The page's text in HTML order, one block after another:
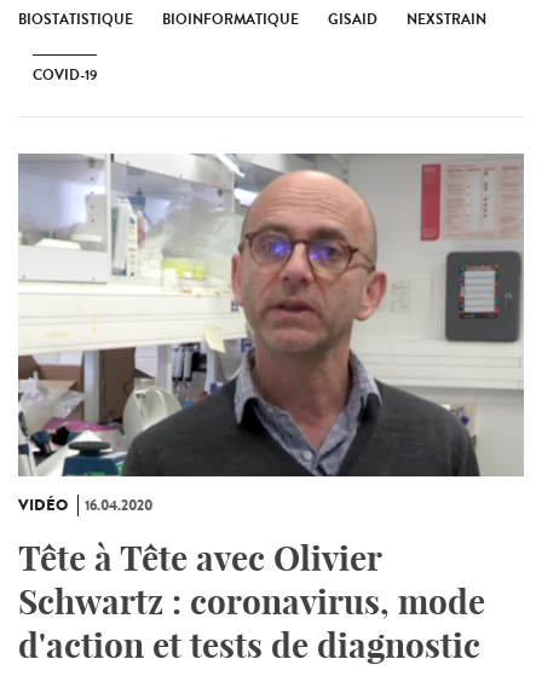
BIOSTATISTIQUE BIOINFORMATIQUE GISAID NEXSTRAIN
COVID-19
VIDÉO 16.04.2020
Tête à Tête avec Olivier
Schwartz : coronavirus, mode
d'action et tests de diagnostic